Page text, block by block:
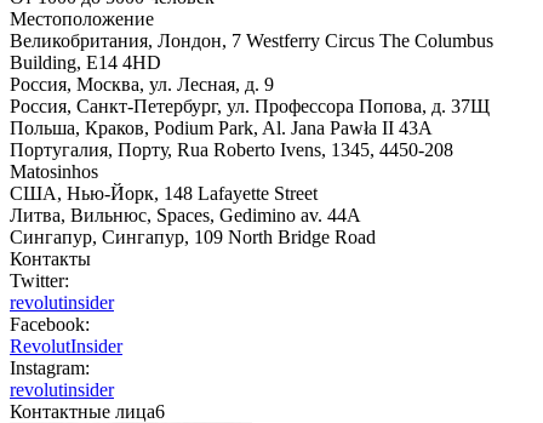
Местоположение
Великобритания, Лондон, 7 Westferry Circus The Columbus
Building, E14 4HD
Россия, Москва, ул. Лесная, д. 9
Россия, Санкт-Петербург, ул. Профессора Попова, д. 37Щ
Польша, Краков, Podium Park, Al. Jana Pawła II 43A
Португалия, Порту, Rua Roberto Ivens, 1345, 4450-208
Matosinhos
США, Нью-Йорк, 148 Lafayette Street
Литва, Вильнюс, Spaces, Gedimino av. 44A
Сингапур, Сингапур, 109 North Bridge Road
Контакты
Twitter:
revolutinsider
Facebook:
RevolutInsider
Instagram:
revolutinsider
Контактные лица6